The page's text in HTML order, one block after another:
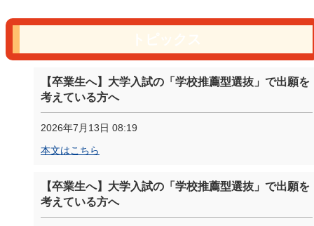
【卒業生へ】大学入試の「学校推薦型選抜」で出願を
考えている方へ
2026年7月13日 08:19
本文はこちら
【卒業生へ】大学入試の「学校推薦型選抜」で出願を
考えている方へ